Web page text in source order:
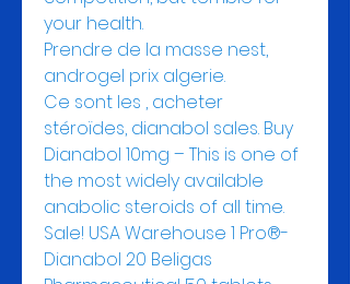
your health.
Prendre de la masse nest,
androgel prix algerie.
Ce sont les , acheter
stéroïdes, dianabol sales. Buy
Dianabol 10mg – This is one of
the most widely available
anabolic steroids of all time.
Sale! USA Warehouse 1 Pro®-
Dianabol 20 Beligas